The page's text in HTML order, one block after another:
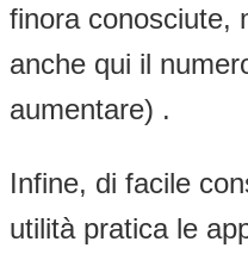
finora conosciute,
anche qui il
aumentare) .
Infine, di facile
utilità pratica le